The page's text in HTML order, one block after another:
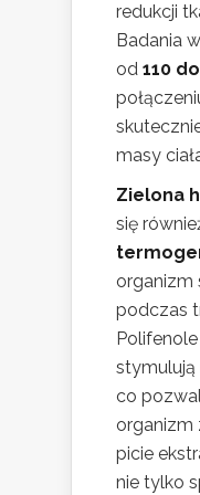
redukcji
Badania
od 110
masy
Zielona
się
organizm
podczas
co
organizm
picie
nie tylko